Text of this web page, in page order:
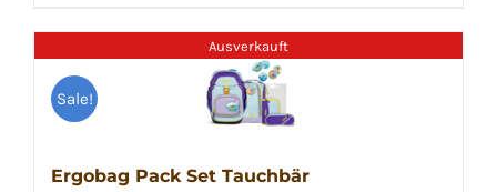
Ausverkauft
Sale!
Ergobag Pack Set Tauchbär